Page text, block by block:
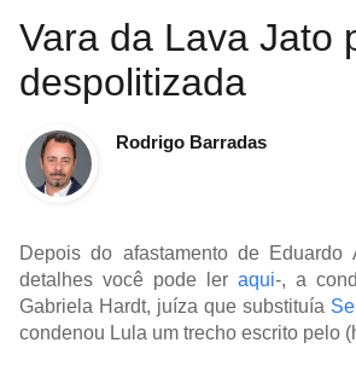
Vara da Lava Jato
despolitizada
Rodrigo Barradas
Depois do afastamento de
detalhes você pode ler aqui-, a
Gabriela Hardt, juíza que substituía
condenou Lula um trecho escrito pelo